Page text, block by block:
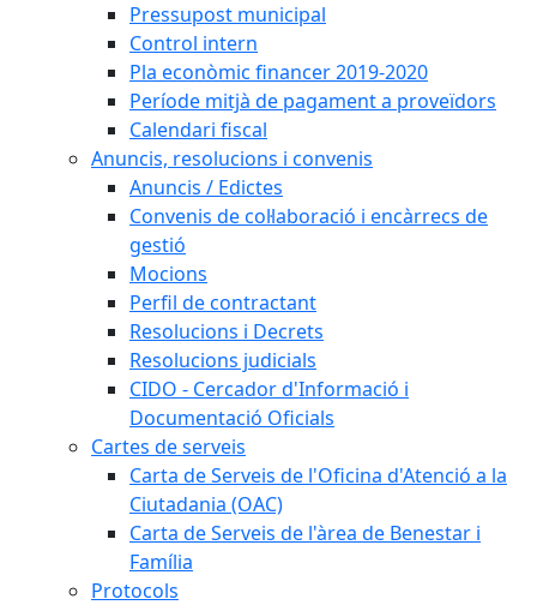
Pressupost municipal
Control intern
Pla econòmic financer 2019-2020
Període mitjà de pagament a proveïdors
Calendari fiscal
Anuncis, resolucions i convenis
Anuncis / Edictes
Convenis de col·laboració i encàrrecs de
gestió
Mocions
Perfil de contractant
Resolucions i Decrets
Resolucions judicials
CIDO - Cercador d'Informació i
Documentació Oficials
Cartes de serveis
Carta de Serveis de l'Oficina d'Atenció a la
Ciutadania (OAC)
Carta de Serveis de l'àrea de Benestar i
Família
Protocols